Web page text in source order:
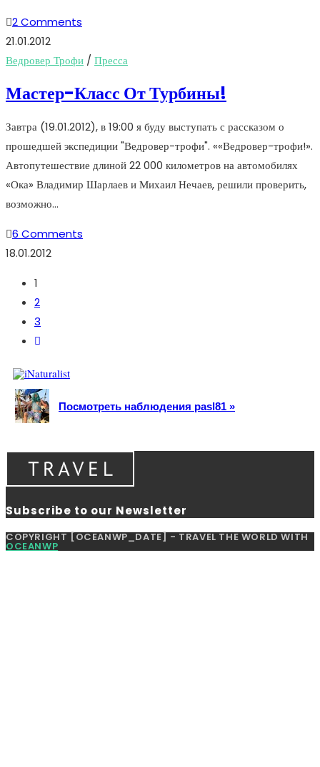
2 Comments
21.01.2012
Ведровер Трофи /Пресса
Мастер-Класс От Турбины!
Завтра (19.01.2012), в 19:00 я буду выступать с рассказом о
прошедшей экспедиции "Ведровер-трофи". ««Ведровер-трофи!».
Автопутешествие длиной 22 000 километров на автомобилях
«Ока» Владимир Шарлаев и Михаил Нечаев, решили проверить,
возможно…
6 Comments
18.01.2012
1
2
3
Go
the
next
page
Посмотреть наблюдения pasl81 »
Subscribe to our Newsletter
COPYRIGHT [OCEANWP_DATE] - TRAVEL THE WORLD WITH
OCEANWP